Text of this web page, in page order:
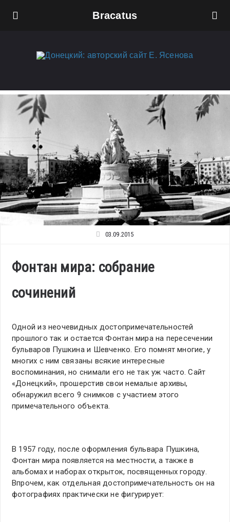
Bracatus
03.09.2015
Фонтан мира: собрание
сочинений
Одной из неочевидных достопримечательностей
прошлого так и остается Фонтан мира на пересечении
бульваров Пушкина и Шевченко. Его помнят многие, у
многих с ним связаны всякие интересные
воспоминания, но снимали его не так уж часто. Сайт
«Донецкий», прошерстив свои немалые архивы,
обнаружил всего 9 снимков с участием этого
примечательного объекта.
В 1957 году, после оформления бульвара Пушкина,
Фонтан мира появляется на местности, а также в
альбомах и наборах открыток, посвященных городу.
Впрочем, как отдельная достопримечательность он на
фотографиях практически не фигурирует: